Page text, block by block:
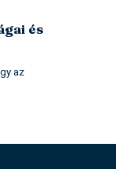
és
az